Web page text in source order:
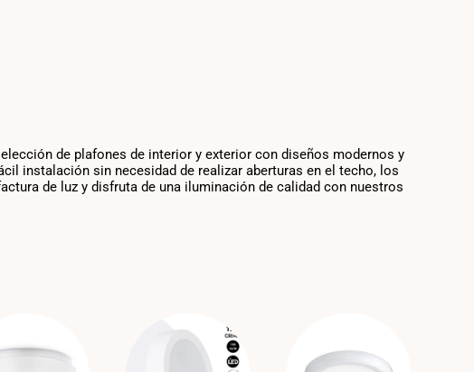
de plafones de interior y exterior con diseños modernos y
instalación sin necesidad de realizar aberturas en el techo, los
de luz y disfruta de una iluminación de calidad con nuestros